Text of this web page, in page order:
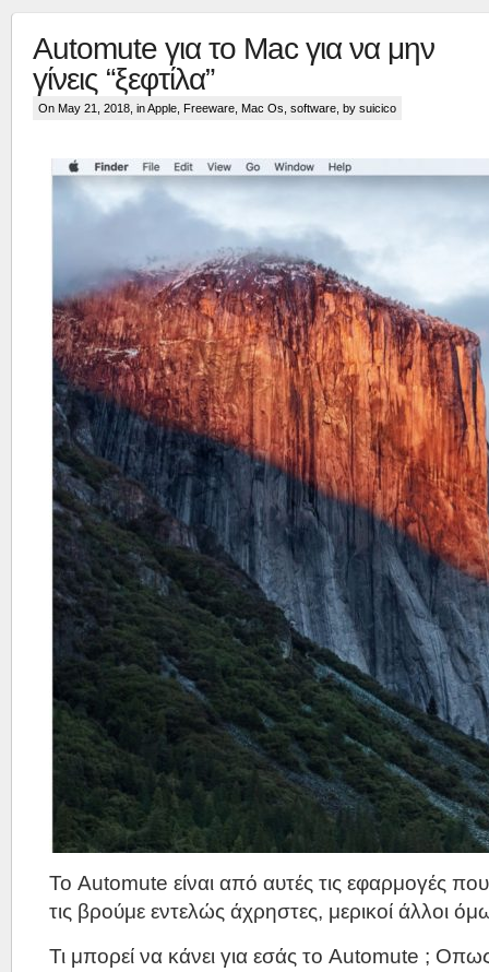
Automute για το Mac για να μην
γίνεις “ξεφτίλα”
On May 21, 2018, inApple Freeware Mac Os software , by suicico
Το Automute είναι από αυτές τις εφαρμογές
τις βρούμε εντελώς άχρηστες, μερικοί άλλοι
Τι μπορεί να κάνει για εσάς το Automute ;